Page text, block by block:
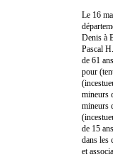
Le 16
Denis à
Pascal
de 61
pour
mineurs
mineurs
de 15
dans les
et